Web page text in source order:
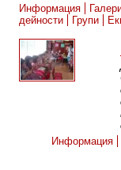
Информация
дейности
Групи
Информация